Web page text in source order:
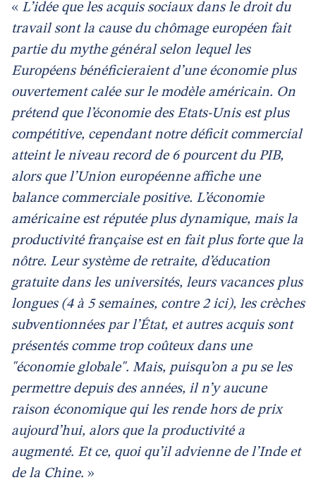
« L’idée que les acquis sociaux dans le droit du
travail sont la cause du chômage européen fait
partie du mythe général selon lequel les
Européens bénéficieraient d’une économie plus
ouvertement calée sur le modèle américain. On
prétend que l’économie des Etats-Unis est plus
compétitive, cependant notre déficit commercial
atteint le niveau record de 6 pourcent du PIB,
alors que l’Union européenne affiche une
balance commerciale positive. L’économie
américaine est réputée plus dynamique, mais la
productivité française est en fait plus forte que la
nôtre. Leur système de retraite, d’éducation
gratuite dans les universités, leurs vacances plus
longues (4 à 5 semaines, contre 2 ici), les crèches
subventionnées par l’État, et autres acquis sont
présentés comme trop coûteux dans une
"économie globale". Mais, puisqu’on a pu se les
permettre depuis des années, il n’y aucune
raison économique qui les rende hors de prix
aujourd’hui, alors que la productivité a
augmenté. Et ce, quoi qu’il advienne de l’Inde et
de la Chine. »